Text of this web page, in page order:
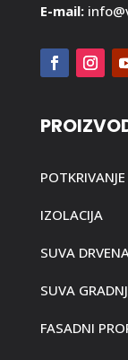
E-mail:
IZOLACIJA
SUVA
SUVA
FASADNI